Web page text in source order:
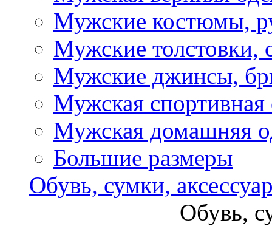
Мужские костюмы,
Мужские толстовки,
Мужские джинсы,
Мужская спортивная
Мужская домашняя
Большие размеры
Обувь, сумки,
Обувь,